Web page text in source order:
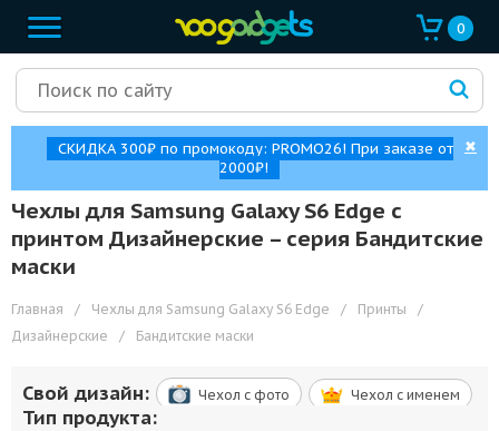
0
СКИДКА 300₽ по промокоду: PROMO26! При заказе от
2000₽!
✖
Чехлы для Samsung Galaxy S6 Edge с
принтом Дизайнерские – cерия Бандитские
маски
Главная / Чехлы для Samsung Galaxy S6 Edge / Принты
/
Дизайнерские
/ Бандитские маски
Свой дизайн: Чехол c фото Чехол c именем
Тип продукта: